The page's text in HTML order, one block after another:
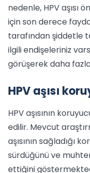
nedenle, HPV aşısı
için son derece
tarafından şiddetle
ilgili endişeleriniz
görüşerek daha
HPV aşısı
HPV aşısının
edilir. Mevcut
aşısının sağladığı
sürdüğünü ve
ettiğini